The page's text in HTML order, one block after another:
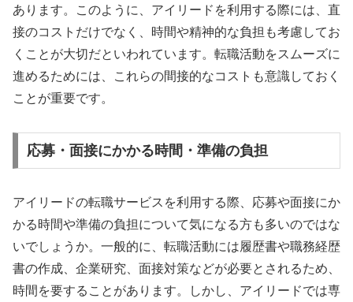
あります。このように、アイリードを利用する際には、直
接のコストだけでなく、時間や精神的な負担も考慮してお
くことが大切だといわれています。転職活動をスムーズに
進めるためには、これらの間接的なコストも意識しておく
ことが重要です。
応募・面接にかかる時間・準備の負担
アイリードの転職サービスを利用する際、応募や面接にか
かる時間や準備の負担について気になる方も多いのではな
いでしょうか。一般的に、転職活動には履歴書や職務経歴
書の作成、企業研究、面接対策などが必要とされるため、
時間を要することがあります。しかし、アイリードでは専